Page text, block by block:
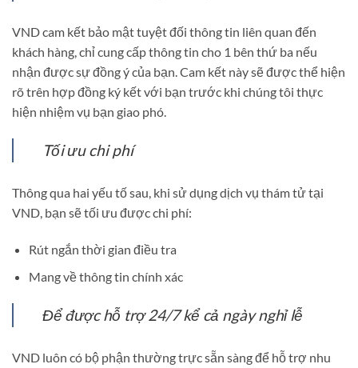
VND cam kết bảo mật tuyệt đối thông tin liên quan đến
khách hàng, chỉ cung cấp thông tin cho 1 bên thứ ba nếu
nhận được sự đồng ý của bạn. Cam kết này sẽ được thể hiện
rõ trên hợp đồng ký kết với bạn trước khi chúng tôi thực
hiện nhiệm vụ bạn giao phó.
Tối ưu chi phí
Thông qua hai yếu tố sau, khi sử dụng dịch vụ thám tử tại
VND, bạn sẽ tối ưu được chi phí:
Rút ngắn thời gian điều tra
Mang về thông tin chính xác
Để được hỗ trợ 24/7 kể cả ngày nghỉ lễ
VND luôn có bộ phận thường trực sẵn sàng để hỗ trợ nhu